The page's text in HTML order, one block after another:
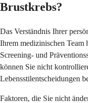
Brustkrebs?
Das Verständnis Ihrer
Ihrem medizinischen Team
Screening- und
können Sie nicht
Lebensstilentscheidungen
Faktoren, die Sie nicht